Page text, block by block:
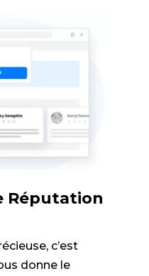
Réputation
c’est
donne le